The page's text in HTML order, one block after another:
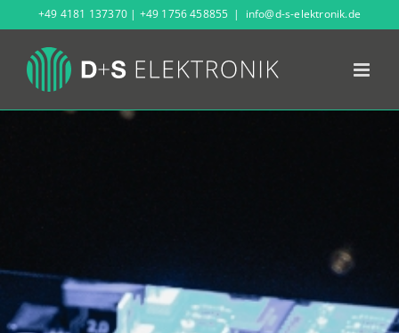
Inhalt
springen
+49 4181 137370| +49 1756 458855 | info@d-s-elektronik.de